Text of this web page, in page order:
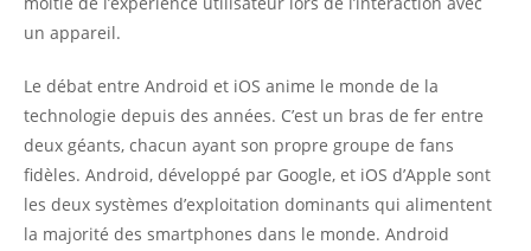
un appareil.
Le débat entre Android et iOS anime le monde de la
technologie depuis des années. C’est un bras de fer entre
deux géants, chacun ayant son propre groupe de fans
fidèles. Android, développé par Google, et iOS d’Apple sont
les deux systèmes d’exploitation dominants qui alimentent
la majorité des smartphones dans le monde. Android